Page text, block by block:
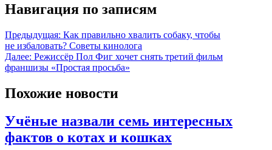
Навигация по записям
Предыдущая: Как правильно хвалить собаку, чтобы
не избаловать? Советы кинолога
Далее: Режиссёр Пол Фиг хочет снять третий фильм
франшизы «Простая просьба»
Похожие новости
Учёные назвали семь интересных
фактов о котах и кошках